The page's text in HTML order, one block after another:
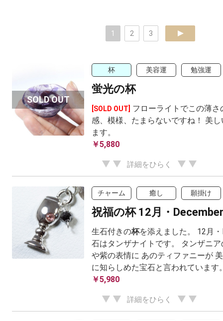
1 2 3 next
杯 美容運 勉強運
蛍光の杯
[SOLD OUT]
フローライトでこの薄さ
感、模様、たまらないですね！ 美
ます。
￥5,880
詳細をひらく
チャーム 癒し 願掛け
祝福の杯 12月・December
生石付きの杯を添えました。 12月
石はタンザナイトです。 タンザニ
や紫の表情に あのティファニーが
に知らしめた宝石と言われています
￥5,980
詳細をひらく